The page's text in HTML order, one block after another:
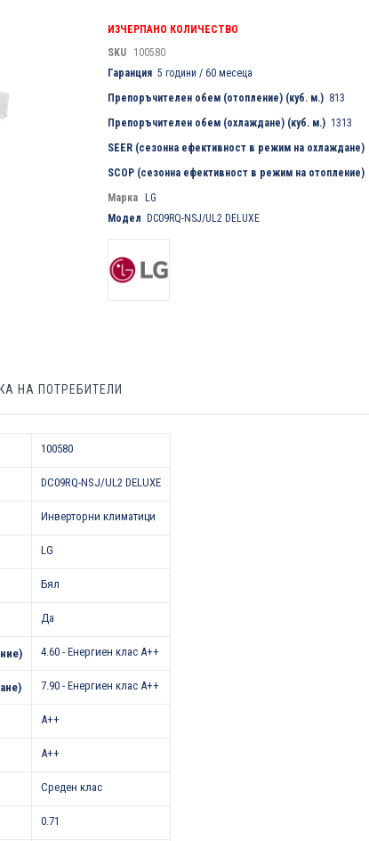
ИЗЧЕРПАНО КОЛИЧЕСТВО
SKU
100580
Гаранция 5 години / 60 месеца
Препоръчителен обем (отопление) (куб. м.) 813
Препоръчителен обем (охлаждане) (куб. м.) 1313
SEER (сезонна ефективност в режим на охлаждане)
SCOP (сезонна ефективност в режим на отопление)
Марка LG
Модел DC09RQ-NSJ/UL2 DELUXE
НА ПОТРЕБИТЕЛИ
100580
DC09RQ-NSJ/UL2 DELUXE
Инверторни климатици
LG
Бял
Да
4.60 - Енергиен клас A++
7.90 - Енергиен клас A++
A++
A++
Среден клас
0.71